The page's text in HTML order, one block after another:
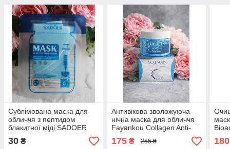
Сублімована маска для
обличчя з пептидом
блакитної міді SADOER
Blue Copper Peptide
Freeze-Dried Facial Mask
30 ₴
Антивікова зволожуюча
нічна маска для обличчя
Fayankou Collagen Anti-
Aging Sleep Facial Mask з
колагеном 100 м
175₴ 255 ₴ 180